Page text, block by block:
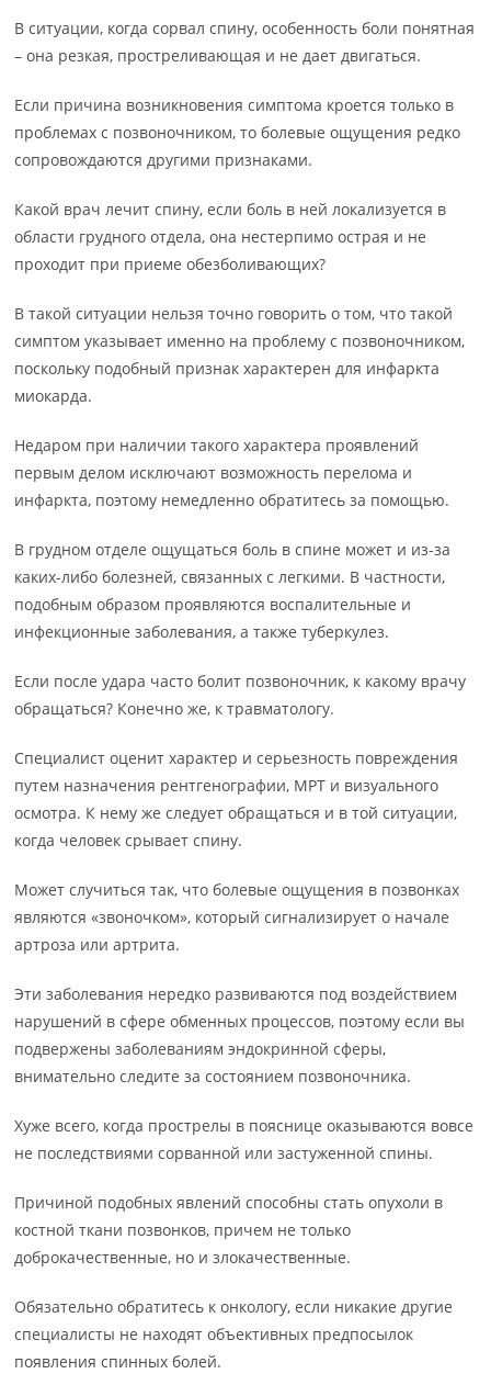
В ситуации, когда сорвал спину, особенность боли понятная
– она резкая, простреливающая и не дает двигаться.
Если причина возникновения симптома кроется только в
проблемах с позвоночником, то болевые ощущения редко
сопровождаются другими признаками.
Какой врач лечит спину, если боль в ней локализуется в
области грудного отдела, она нестерпимо острая и не
проходит при приеме обезболивающих?
В такой ситуации нельзя точно говорить о том, что такой
симптом указывает именно на проблему с позвоночником,
поскольку подобный признак характерен для инфаркта
миокарда.
Недаром при наличии такого характера проявлений
первым делом исключают возможность перелома и
инфаркта, поэтому немедленно обратитесь за помощью.
В грудном отделе ощущаться боль в спине может и из-за
каких-либо болезней, связанных с легкими. В частности,
подобным образом проявляются воспалительные и
инфекционные заболевания, а также туберкулез.
Если после удара часто болит позвоночник, к какому врачу
обращаться? Конечно же, к травматологу.
Специалист оценит характер и серьезность повреждения
путем назначения рентгенографии, МРТ и визуального
осмотра. К нему же следует обращаться и в той ситуации,
когда человек срывает спину.
Может случиться так, что болевые ощущения в позвонках
являются «звоночком», который сигнализирует о начале
артроза или артрита.
Эти заболевания нередко развиваются под воздействием
нарушений в сфере обменных процессов, поэтому если вы
подвержены заболеваниям эндокринной сферы,
внимательно следите за состоянием позвоночника.
Хуже всего, когда прострелы в пояснице оказываются вовсе
не последствиями сорванной или застуженной спины.
Причиной подобных явлений способны стать опухоли в
костной ткани позвонков, причем не только
доброкачественные, но и злокачественные.
Обязательно обратитесь к онкологу, если никакие другие
специалисты не находят объективных предпосылок
появления спинных болей.